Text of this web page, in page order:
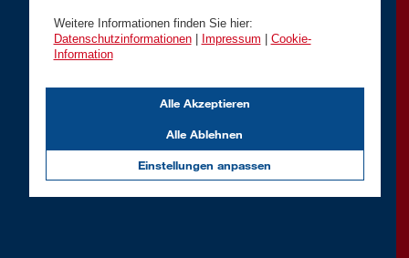
Weitere Informationen finden Sie hier:
Datenschutzinformationen| Impressum
Cookie-
Information
Einstellungen anpassen
Alle Ablehnen
Alle Akzeptieren